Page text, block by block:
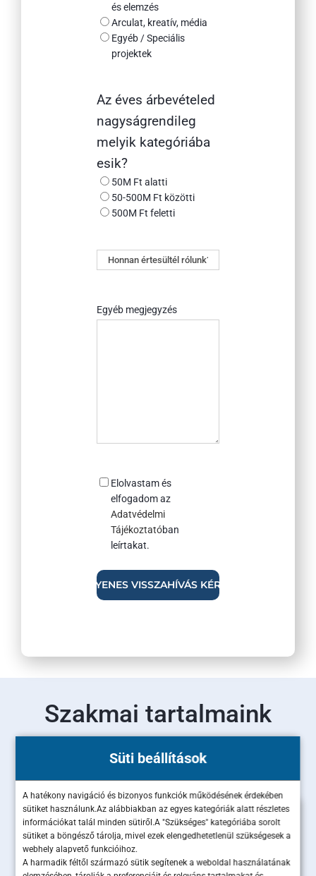
Süti beállítások
A hatékony navigáció és bizonyos funkciók működésének érdekében
sütiket használunk.Az alábbiakban az egyes kategóriák alatt részletes
információkat talál minden sütiről.A "Szükséges" kategóriába sorolt
sütiket a böngésző tárolja, mivel ezek elengedhetetlenül szükségesek a
webhely alapvető funkcióihoz.
A harmadik féltől származó sütik segítenek a weboldal használatának
és elemzés
Arculat, kreatív, média
Egyéb / Speciális
projektek
Az éves árbevételed
nagyságrendileg
melyik kategóriába
esik?
50M Ft alatti
50-500M Ft közötti
500M Ft feletti
Honnan
értesültél
Egyéb megjegyzés
Consent
Elolvastam és
elfogadom az
Adatvédelmi
Tájékoztatóban
leírtakat.
Szakmai tartalmaink
Olvass bele legújabb szakértői cikkeinkbe!